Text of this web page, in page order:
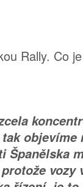
Rally. Co
objevíme
Španělska
vozy